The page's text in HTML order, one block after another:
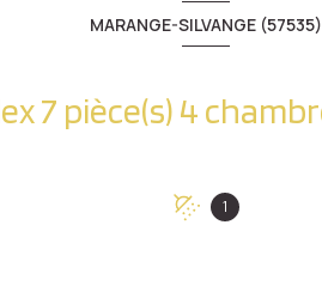
MARANGE-SILVANGE (57535)
1